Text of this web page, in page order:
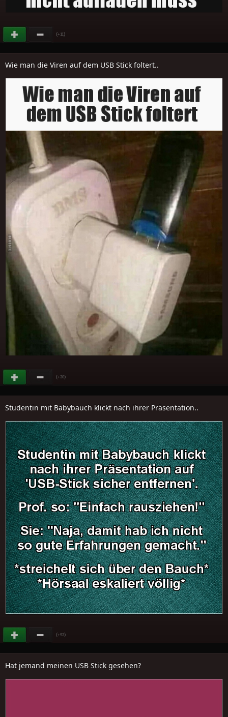
(+11)
Wie man die Viren auf dem USB Stick foltert..
(+30)
Studentin mit Babybauch klickt nach ihrer Präsentation..
(+93)
Hat jemand meinen USB Stick gesehen?